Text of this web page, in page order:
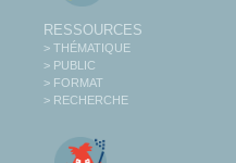
RESSOURCES
> THÉMATIQUE
> PUBLIC
> FORMAT
> RECHERCHE